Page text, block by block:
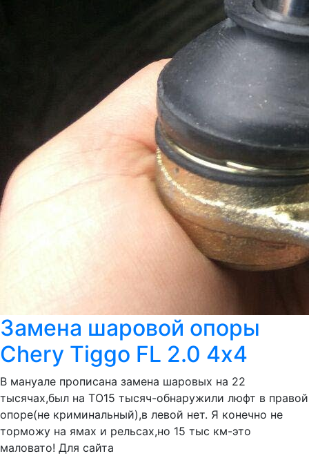
Замена шаровой опоры
Chery Tiggo FL 2.0 4х4
В мануале прописана замена шаровых на 22
тысячах,был на ТО15 тысяч-обнаружили люфт в правой
опоре(не криминальный),в левой нет. Я конечно не
торможу на ямах и рельсах,но 15 тыс км-это
маловато! Для сайта